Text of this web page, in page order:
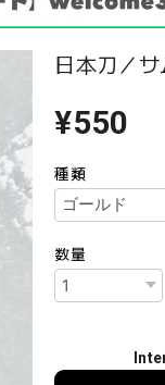
日本刀／
¥550
種類
数量